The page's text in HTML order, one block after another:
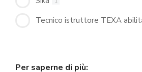
Tecnico istruttore TEXA
Per saperne di più: